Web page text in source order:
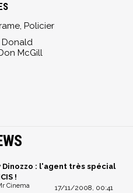
Policier
Donald
McGill
Dinozzo : l'agent très spécial
!
17/11/2008, 00:41
Cinema